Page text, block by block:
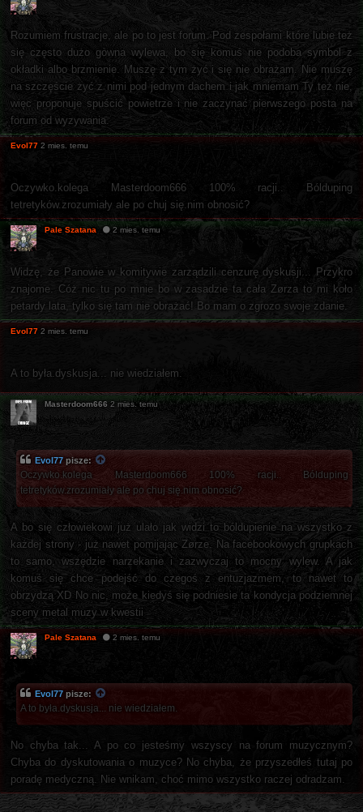
Rozumiem frustracje, ale po to jest forum. Pod zespołami które lubie też
się często dużo gòwna wylewa, bo się komuś nie podoba symbol z
okładki albo brzmienie. Muszę z tym żyć i się nie obrażam. Nie muszę
na szczęście żyć z nimi pod jednym dachem i jak mniemam Ty też nie,
więc proponuje spuścić powietrze i nie zaczynać pierwszego posta na
forum od wyzywania.
Evol77 2 mies. temu
Oczywko.kolega Masterdoom666 100% racji.. Bólduping
tetretyków.zrozumiały ale po chuj się.nim obnosić?
Pale Szatana 2 mies. temu
Widzę, że Panowie w komitywie zarządzili cenzurę dyskusji... Przykro
znajome. Cóż nic tu po mnie bo w zasadzie ta cała Zørza to mi koło
petardy lata, tylko się tam nie obrażać! Bo mam o zgrozo swoje zdanie.
Evol77 2 mies. temu
A to była.dyskusja... nie wiedziałem.
Masterdoom666 2 mies. temu
Evol77 pisze:
Oczywko.kolega Masterdoom666 100% racji.. Bólduping
tetretyków.zrozumiały ale po chuj się.nim obnosić?
A bo się człowiekowi już ulało jak widzi to bóldupienie na wszystko z
każdej strony - już nawet pomijając Zørze. Na facebookowych grupkach
to samo, wszędzie narzekanie i zazwyczaj to mocny wylew. A jak
komuś się chce podejść do czegoś z entuzjazmem, to nawet to
obrzydzą XD No nic, może kiedyś się podniesie ta kondycja podziemnej
sceny metal muzy w kwestii
Pale Szatana 2 mies. temu
Evol77 pisze:
A to była.dyskusja... nie wiedziałem.
No chyba tak... A po co jesteśmy wszyscy na forum muzycznym?
Chyba do dyskutowania o muzyce? No chyba, że przyszedłeś tutaj po
poradę medyczną. Nie wnikam, choć mimo wszystko raczej odradzam.